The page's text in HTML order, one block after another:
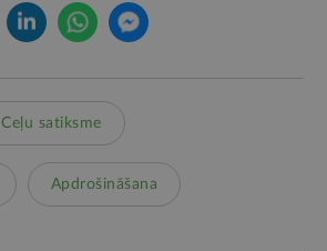
Ceļu satiksme
Apdrošināšana